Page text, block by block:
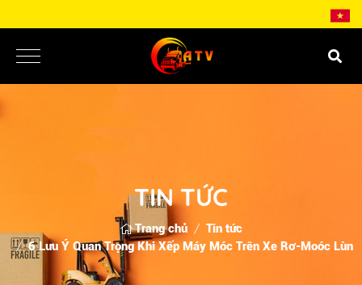
TIN TỨC
Trang chủ
Tin tức
6 Lưu Ý Quan Trọng Khi Xếp Máy Móc Trên Xe Rơ-Moóc Lùn